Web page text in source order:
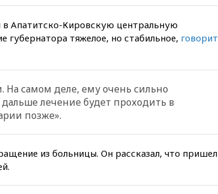
вчера, 23:00Пост Дмитриева в
просмотров
вчера, 22:49Минпромторг:
банкротство «Кванта» не
РФ
вчера, 22:35Семь грузовых
в Апатитско-Кировскую центральную
губернатора тяжелое, но стабильное, говорит
На самом деле, ему очень сильно
дальше лечение будет проходить в
позже».
из больницы. Он рассказал, что пришел